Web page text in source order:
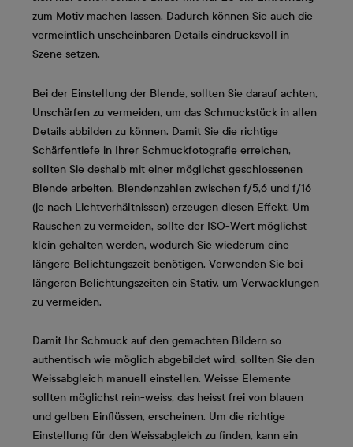
zum Motiv machen lassen. Dadurch können Sie auch die
vermeintlich unscheinbaren Details eindrucksvoll in
Szene setzen.
Bei der Einstellung der Blende, sollten Sie darauf achten,
Unschärfen zu vermeiden, um das Schmuckstück in allen
Details abbilden zu können. Damit Sie die richtige
Schärfentiefe in Ihrer Schmuckfotografie erreichen,
sollten Sie deshalb mit einer möglichst geschlossenen
Blende arbeiten. Blendenzahlen zwischen f/5,6 und f/16
(je nach Lichtverhältnissen) erzeugen diesen Effekt. Um
Rauschen zu vermeiden, sollte der ISO-Wert möglichst
klein gehalten werden, wodurch Sie wiederum eine
längere Belichtungszeit benötigen. Verwenden Sie bei
längeren Belichtungszeiten ein Stativ, um Verwacklungen
zu vermeiden.
Damit Ihr Schmuck auf den gemachten Bildern so
authentisch wie möglich abgebildet wird, sollten Sie den
Weissabgleich manuell einstellen. Weisse Elemente
sollten möglichst rein-weiss, das heisst frei von blauen
und gelben Einflüssen, erscheinen. Um die richtige
Einstellung für den Weissabgleich zu finden, kann ein